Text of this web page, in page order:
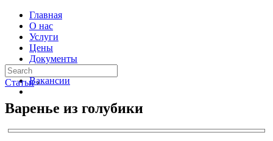
Главная
О нас
Услуги
Цены
Документы
Контакты
Вакансии
Статьи ›
Варенье из голубики